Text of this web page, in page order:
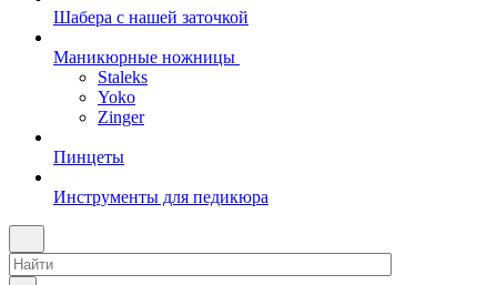
Шабера с нашей заточкой
Маникюрные ножницы
Staleks
Yoko
Zinger
Пинцеты
Инструменты для педикюра